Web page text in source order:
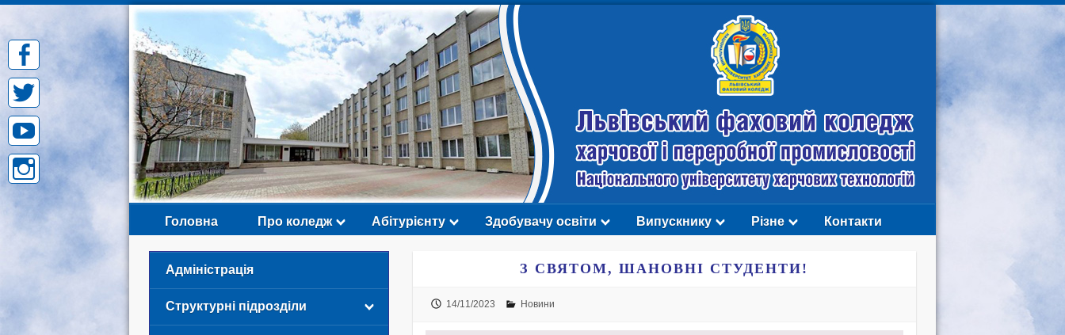
content
Головна Про коледж Абітурієнту Здобувачу освіти Випускнику Різне Контакти
З СВЯТОМ, ШАНОВНІ СТУДЕНТИ!
14/11/2023 Новини
Адміністрація
Структурні підрозділи